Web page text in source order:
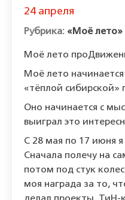
24 апреля
«Моё лето»
Моё лето
Моё лето
«тёплой сибирской»
Оно начинается с
выиграл это
С 28 мая по 17 июня
Сначала полечу на
потом под стук
моя награда за то,